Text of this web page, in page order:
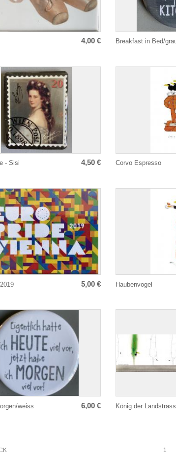
4,00 € Breakfast in Bed/
- Sisi 4,50 € Corvo Espresso
5,00 € Haubenvogel
weiss 6,00 € König der
1